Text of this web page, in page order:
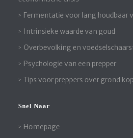
Fermentatie voor lang houdbaar
Intrinsieke waarde van goud
Overbevolking en
Psychologie van een prepper
Tips voor preppers over grond
Snel Naar
Homepage